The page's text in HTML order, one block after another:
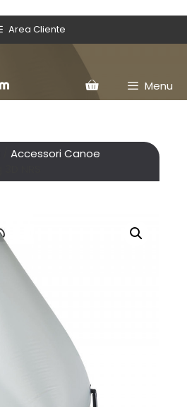
Area Cliente
Menu
Accessori Canoe